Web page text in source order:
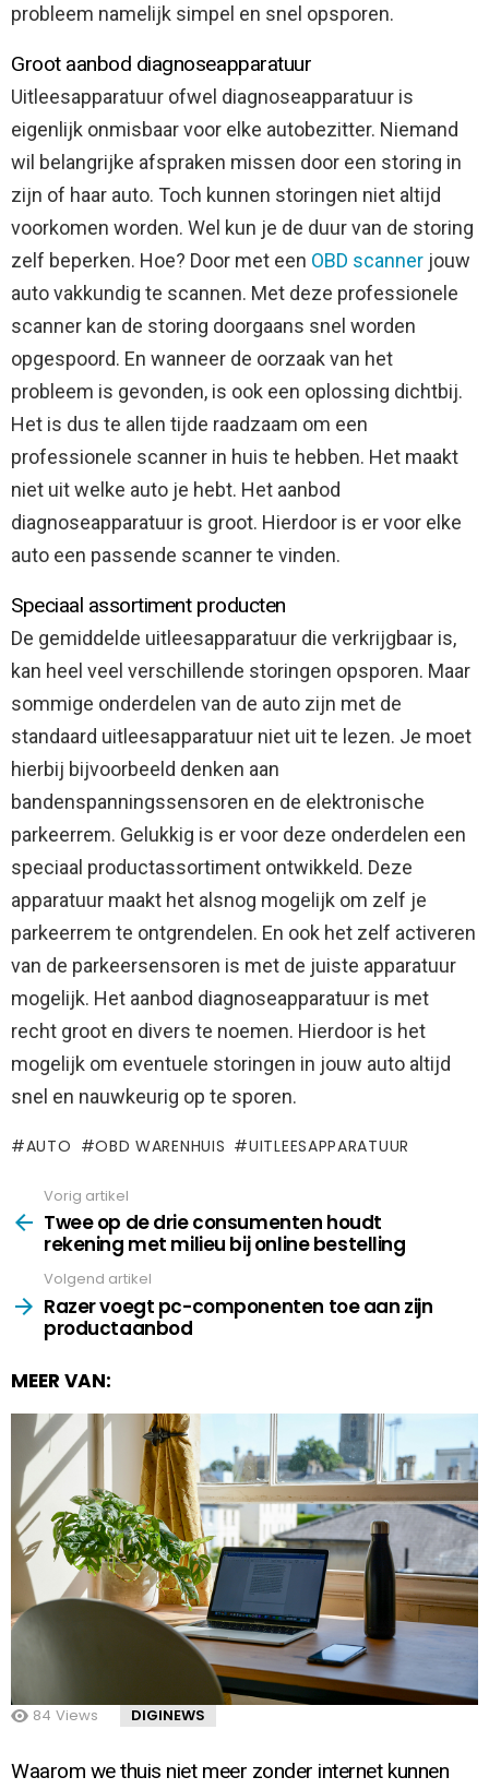
probleem namelijk simpel en snel opsporen.
Groot aanbod diagnoseapparatuur
Uitleesapparatuur ofwel diagnoseapparatuur is
eigenlijk onmisbaar voor elke autobezitter. Niemand
wil belangrijke afspraken missen door een storing in
zijn of haar auto. Toch kunnen storingen niet altijd
voorkomen worden. Wel kun je de duur van de storing
zelf beperken. Hoe? Door met een OBD scanner jouw
auto vakkundig te scannen. Met deze professionele
scanner kan de storing doorgaans snel worden
opgespoord. En wanneer de oorzaak van het
probleem is gevonden, is ook een oplossing dichtbij.
Het is dus te allen tijde raadzaam om een
professionele scanner in huis te hebben. Het maakt
niet uit welke auto je hebt. Het aanbod
diagnoseapparatuur is groot. Hierdoor is er voor elke
auto een passende scanner te vinden.
Speciaal assortiment producten
De gemiddelde uitleesapparatuur die verkrijgbaar is,
kan heel veel verschillende storingen opsporen. Maar
sommige onderdelen van de auto zijn met de
standaard uitleesapparatuur niet uit te lezen. Je moet
hierbij bijvoorbeeld denken aan
bandenspanningssensoren en de elektronische
parkeerrem. Gelukkig is er voor deze onderdelen een
speciaal productassortiment ontwikkeld. Deze
apparatuur maakt het alsnog mogelijk om zelf je
parkeerrem te ontgrendelen. En ook het zelf activeren
van de parkeersensoren is met de juiste apparatuur
mogelijk. Het aanbod diagnoseapparatuur is met
recht groot en divers te noemen. Hierdoor is het
mogelijk om eventuele storingen in jouw auto altijd
snel en nauwkeurig op te sporen.
AUTO OBD WARENHUIS UITLEESAPPARATUUR
more
Vorig artikel
Twee op de drie consumenten houdt
rekening met milieu bij online bestelling
Volgend artikel
Razer voegt pc-componenten toe aan zijn
productaanbod
MEER VAN:
84 Views DIGINEWS
Waarom we thuis niet meer zonder internet kunnen